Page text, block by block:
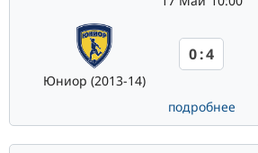
Юниор (2013-14)
0:4
подробнее